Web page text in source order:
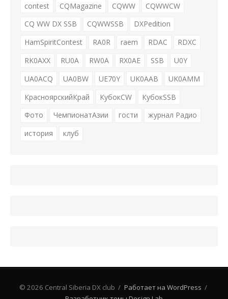
contest
CQMagazine CQWW
CQWWCW
CQ WW DX SSB
CQWWSSB
DXPedition
HamSpiritContest
RA0R raem RDAC
RDXC
RK0AXX
RU0A RW0A RX0AE SSB
U0Y
UA0ACQ
UA0BW UE70Y UK0AAB
UK0AMM
КрасноярскийКрай
КубокCW
КубокSSB
Фото
ЧемпионатАзии гости
журнал Радио
история
клуб
© 2026 Central Siberia DX club / Работает на WordPress /